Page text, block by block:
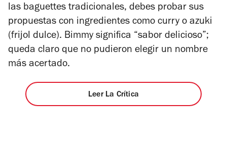
las baguettes tradicionales, debes probar sus
propuestas con ingredientes como curry o azuki
(frijol dulce). Bimmy significa “sabor delicioso”;
queda claro que no pudieron elegir un nombre
más acertado.
Leer La Crítica